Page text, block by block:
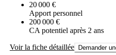
20 000 €
Apport personnel
200 000 €
CA potentiel après 2 ans
Voir la fiche détaillée Demander